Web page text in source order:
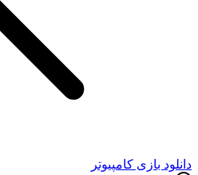
دانلود بازی کامپیوتر